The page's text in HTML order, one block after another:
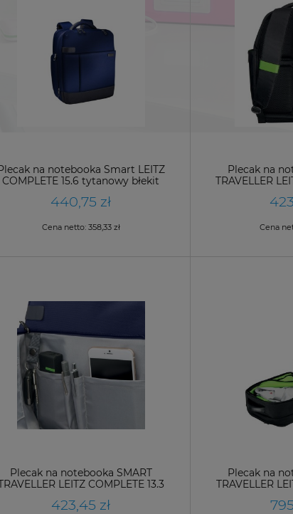
na notebooka Smart LEITZ
COMPLETE 15.6 tytanowy błekit
440,75 zł
Cena netto: 358,33 zł
Plecak na
TRAVELLER
Cena
Plecak na notebooka SMART
LEITZ COMPLETE 13.3
423,45 zł
Plecak na
TRAVELLER